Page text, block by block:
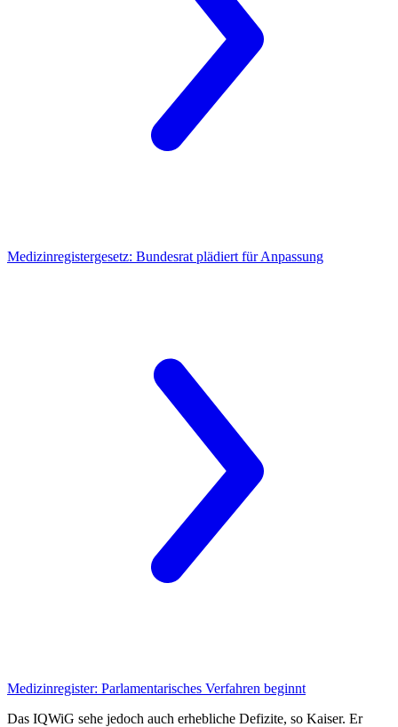
Medizinregistergesetz: Bundesrat plädiert für Anpassung
Medizinregister: Parlamentarisches Verfahren beginnt
Das IQWiG sehe jedoch auch erhebliche Defizite, so Kaiser. Er